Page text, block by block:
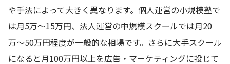
や手法によって大きく異なります。個人運営の小規模塾で
は月5万〜15万円、法人運営の中規模スクールでは月20
万〜50万円程度が一般的な相場です。さらに大手スクール
になると月100万円以上を広告・マーケティングに投じて